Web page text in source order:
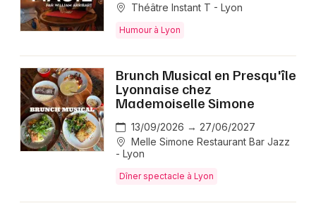
Théâtre Instant T - Lyon
Humour à Lyon
Brunch Musical en Presqu'île
Lyonnaise chez
Mademoiselle Simone
13/09/2026 → 27/06/2027
Melle Simone Restaurant Bar Jazz
- Lyon
Dîner spectacle à Lyon